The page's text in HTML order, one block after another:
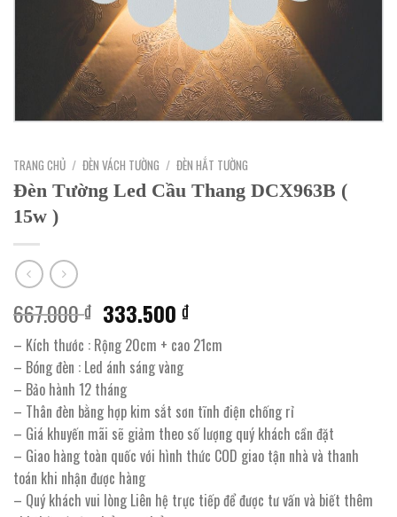
TRANG CHỦ / ĐÈN VÁCH TƯỜNG / ĐÈN HẮT TƯỜNG
Đèn Tường Led Cầu Thang DCX963B (
15w )
667.000₫ Giá
gốc
là:
667.000 ₫.
333.500₫Giá
hiện
tại
333.500 ₫.
– Kích thước : Rộng 20cm + cao 21cm
– Bóng đèn : Led ánh sáng vàng
– Bảo hành 12 tháng
– Thân đèn bằng hợp kim sắt sơn tĩnh điện chống rỉ
– Giá khuyến mãi sẽ giảm theo số lượng quý khách cần đặt
– Giao hàng toàn quốc với hình thức COD giao tận nhà và thanh
toán khi nhận được hàng
– Quý khách vui lòng Liên hệ trực tiếp để được tư vấn và biết thêm